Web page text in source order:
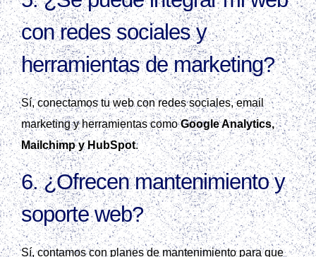
con redes sociales y
herramientas de marketing?
Sí, conectamos tu web con redes sociales, email
marketing y herramientas comoGoogle Analytics,
Mailchimp y HubSpot.
6. ¿Ofrecen mantenimiento y
soporte web?
Sí, contamos con planes de mantenimiento para que